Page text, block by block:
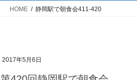
HOME 静岡駅で朝食会411-420
2017年5月6日